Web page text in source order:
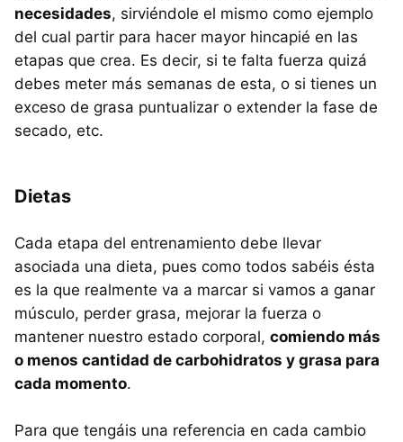
necesidades, sirviéndole el mismo como ejemplo
del cual partir para hacer mayor hincapié en las
etapas que crea. Es decir, si te falta fuerza quizá
debes meter más semanas de esta, o si tienes un
exceso de grasa puntualizar o extender la fase de
secado, etc.
Dietas
Cada etapa del entrenamiento debe llevar
asociada una dieta, pues como todos sabéis ésta
es la que realmente va a marcar si vamos a ganar
músculo, perder grasa, mejorar la fuerza o
mantener nuestro estado corporal, comiendo más
o menos cantidad de carbohidratos y grasa para
cada momento.
Para que tengáis una referencia en cada cambio